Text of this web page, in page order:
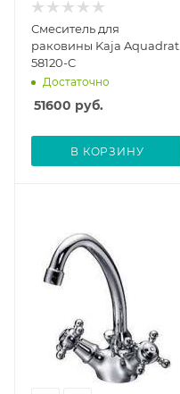
Смеситель для
раковины Kaja Aquadrat
58120-C
Достаточно
51600 руб.
В КОРЗИНУ